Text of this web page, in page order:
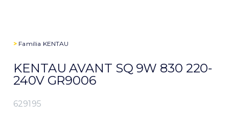
> Família KENTAU
KENTAU AVANT SQ 9W 830 220-
240V GR9006
629195